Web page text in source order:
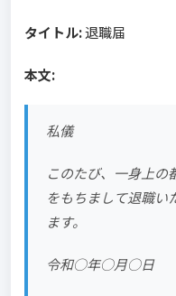
タイトル:退職届
本文:
私儀
このたび、一身上
をもちまして退職い
ます。
令和○年○月○日